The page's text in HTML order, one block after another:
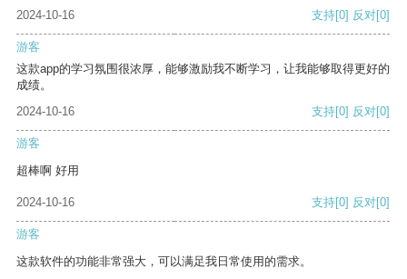
2024-10-16
支持[0] 反对[0]
游客
这款app的学习氛围很浓厚，能够激励我不断学习，让我能够取得更好的
成绩。
2024-10-16
支持[0] 反对[0]
游客
超棒啊 好用
2024-10-16 支持[0] 反对[0]
游客
这款软件的功能非常强大，可以满足我日常使用的需求。